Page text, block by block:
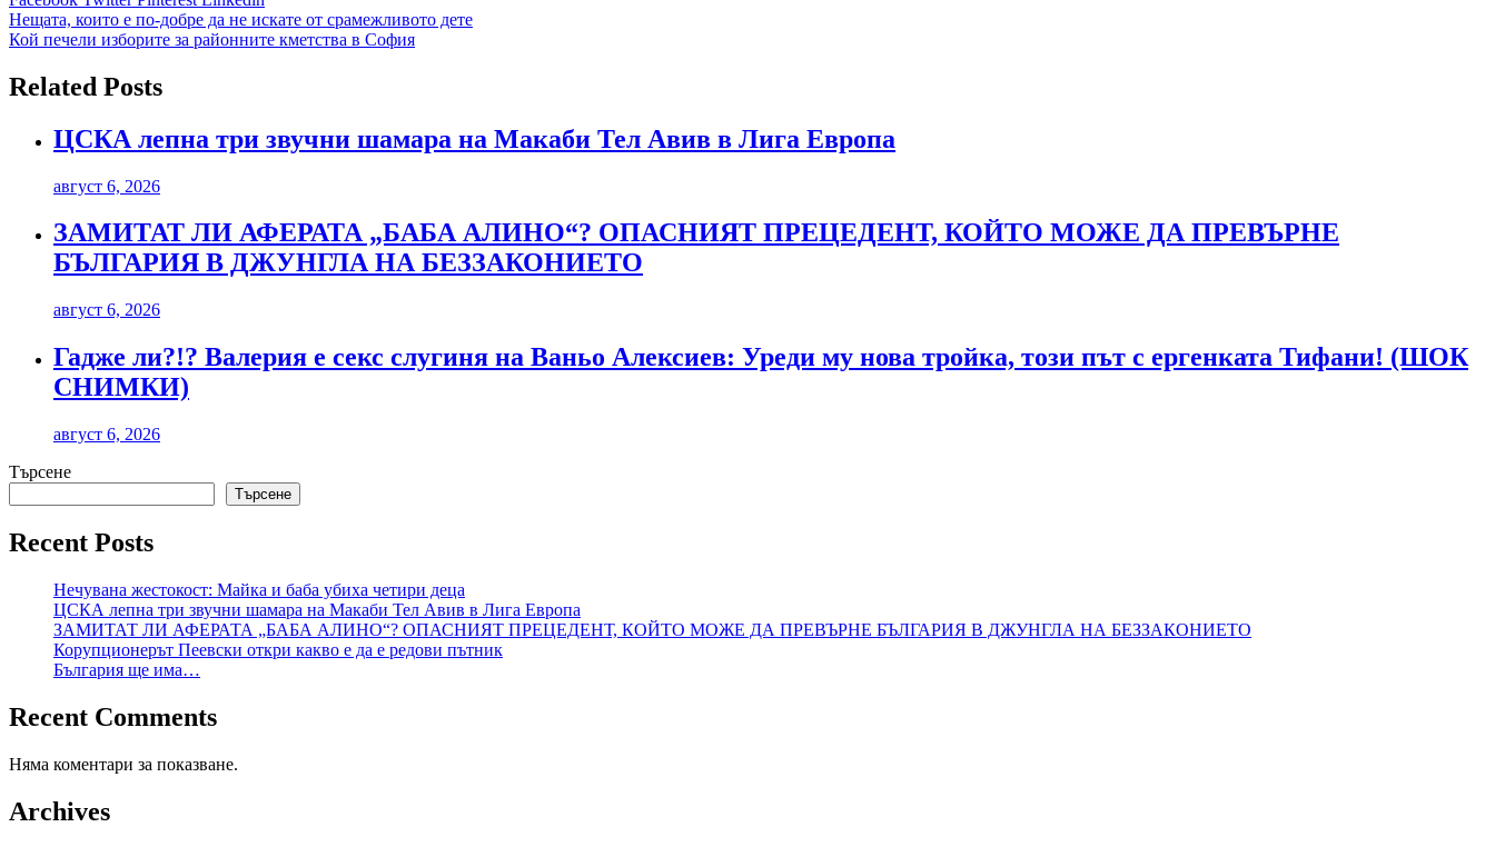
Навигация
Нещата, които е по-добре да не искате от срамежливото дете
Кой печели изборите за районните кметства в София
Related Posts
ЦСКА лепна три звучни шамара на Макаби Тел Авив в Лига Европа
август 6, 2026
ЗАМИТАТ ЛИ АФЕРАТА „БАБА АЛИНО“? ОПАСНИЯТ ПРЕЦЕДЕНТ, КОЙТО МОЖЕ ДА ПРЕВЪРНЕ
БЪЛГАРИЯ В ДЖУНГЛА НА БЕЗЗАКОНИЕТО
август 6, 2026
Гадже ли?!? Валерия е секс слугиня на Ваньо Алексиев: Уреди му нова тройка, този път с ергенката Тифани! (ШОК
СНИМКИ)
август 6, 2026
Търсене
Търсене
Recent Posts
Нечувана жестокост: Майка и баба убиха четири деца
ЦСКА лепна три звучни шамара на Макаби Тел Авив в Лига Европа
ЗАМИТАТ ЛИ АФЕРАТА „БАБА АЛИНО“? ОПАСНИЯТ ПРЕЦЕДЕНТ, КОЙТО МОЖЕ ДА ПРЕВЪРНЕ БЪЛГАРИЯ В ДЖУНГЛА НА БЕЗЗАКОНИЕТО
Корупционерът Пеевски откри какво е да е редови пътник
България ще има…
Recent Comments
Няма коментари за показване.
Archives